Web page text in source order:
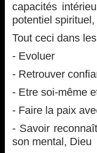
capacités
potentiel
Tout ceci dans
- Evoluer
- Retrouver
- Etre soi-même
- Faire la paix
- Savoir
son mental, Dieu